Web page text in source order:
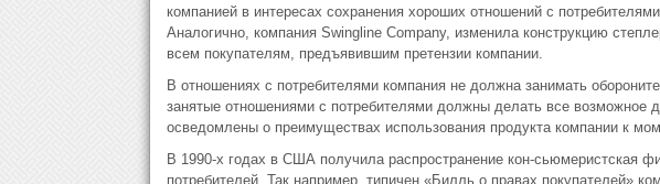
компанией в интересах сохранения хороших отношений с
Аналогично, компания Swingline Company, изменила конструкцию
всем покупателям, предъявившим претензии компании.
В отношениях с потребителями компания не должна занимать
занятые отношениями с потребителями должны делать все возможное
осведомлены о преимуществах использования продукта компании к
В 1990-х годах в США получила распространение кон-сьюмеристская
потребителей. Так например, типичен «Билль о правах покупателей»